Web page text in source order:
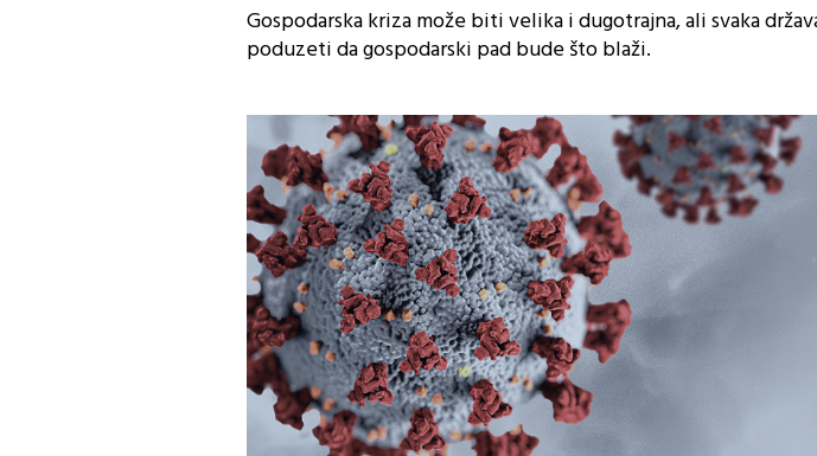
Gospodarska kriza može biti velika i dugotrajna, ali svaka
poduzeti da gospodarski pad bude što blaži.